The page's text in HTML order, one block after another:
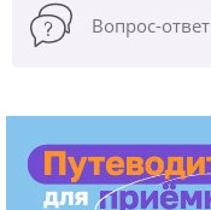
Вопрос-ответ